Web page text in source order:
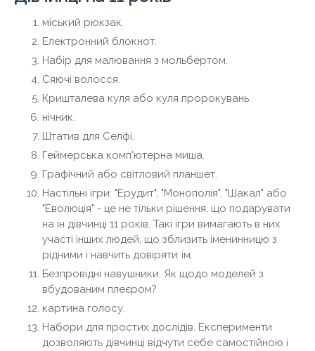
міський рюкзак.
Електронний блокнот.
Набір для малювання з мольбертом.
Сяючі волосся.
Кришталева куля або куля пророкувань.
нічник.
Штатив для Селфі.
Геймерська комп'ютерна миша.
Графічний або світловий планшет.
Настільні ігри: "Ерудит", "Монополія", "Шакал" або
"Еволюція" - це не тільки рішення, що подарувати
на ін дівчинці 11 років. Такі ігри вимагають в них
участі інших людей, що зблизить іменинницю з
рідними і навчить довіряти їм.
Безпровідні навушники. Як щодо моделей з
вбудованим плеєром?
картина голосу.
Набори для простих дослідів. Експерименти
дозволяють дівчинці відчути себе самостійною і